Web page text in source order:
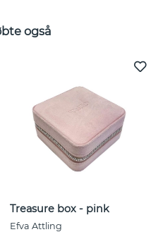
også
Treasure box - pink
Efva Attling